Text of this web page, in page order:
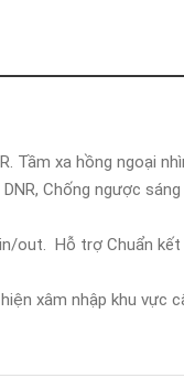
xa hồng ngoại
Chống ngược
Hỗ trợ Chuẩn kết
xâm nhập khu vực